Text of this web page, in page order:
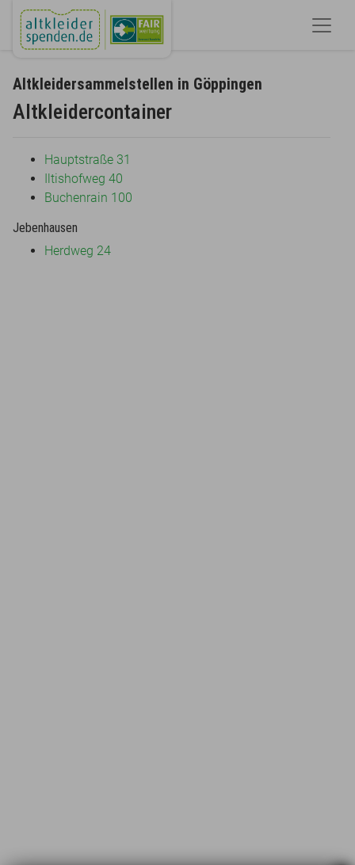
Altkleidersammelstellen in Göppingen
Altkleidercontainer
Hauptstraße 31
Iltishofweg 40
Buchenrain 100
Jebenhausen
Herdweg 24